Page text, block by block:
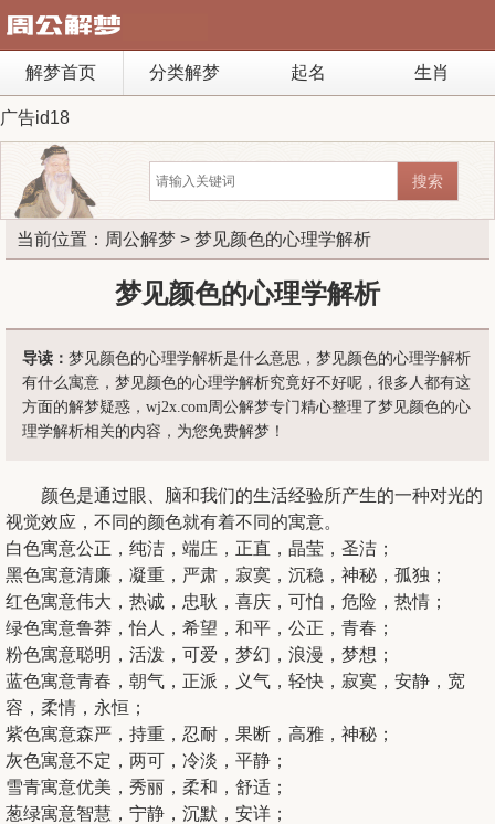
解梦首页 分类解梦 起名 生肖
广告id18
当前位置： 周公解梦 > 梦见颜色的心理学解析
梦见颜色的心理学解析
导读： 梦见颜色的心理学解析是什么意思，梦见颜色的心理学解析
有什么寓意，梦见颜色的心理学解析究竟好不好呢，很多人都有这
方面的解梦疑惑，wj2x.com周公解梦专门精心整理了梦见颜色的心
理学解析相关的内容，为您免费解梦！
颜色是通过眼、脑和我们的生活经验所产生的一种对光的
视觉效应，不同的颜色就有着不同的寓意。
白色寓意公正，纯洁，端庄，正直，晶莹，圣洁；
黑色寓意清廉，凝重，严肃，寂寞，沉稳，神秘，孤独；
红色寓意伟大，热诚，忠耿，喜庆，可怕，危险，热情；
绿色寓意鲁莽，怡人，希望，和平，公正，青春；
粉色寓意聪明，活泼，可爱，梦幻，浪漫，梦想；
蓝色寓意青春，朝气，正派，义气，轻快，寂寞，安静，宽
容，柔情，永恒；
紫色寓意森严，持重，忍耐，果断，高雅，神秘；
灰色寓意不定，两可，冷淡，平静；
雪青寓意优美，秀丽，柔和，舒适；
葱绿寓意智慧，宁静，沉默，安详；